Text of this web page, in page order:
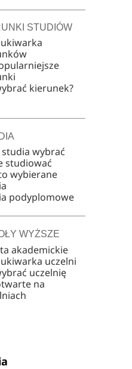
STUDIÓW
kierunek?
studia wybrać
studiować
wybierane
podyplomowe
WYŻSZE
akademickie
uczelni
uczelnię
na